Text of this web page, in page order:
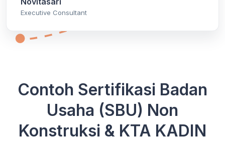
Executive Consultant
Contoh Sertifikasi Badan
Usaha (SBU) Non
Konstruksi & KTA KADIN